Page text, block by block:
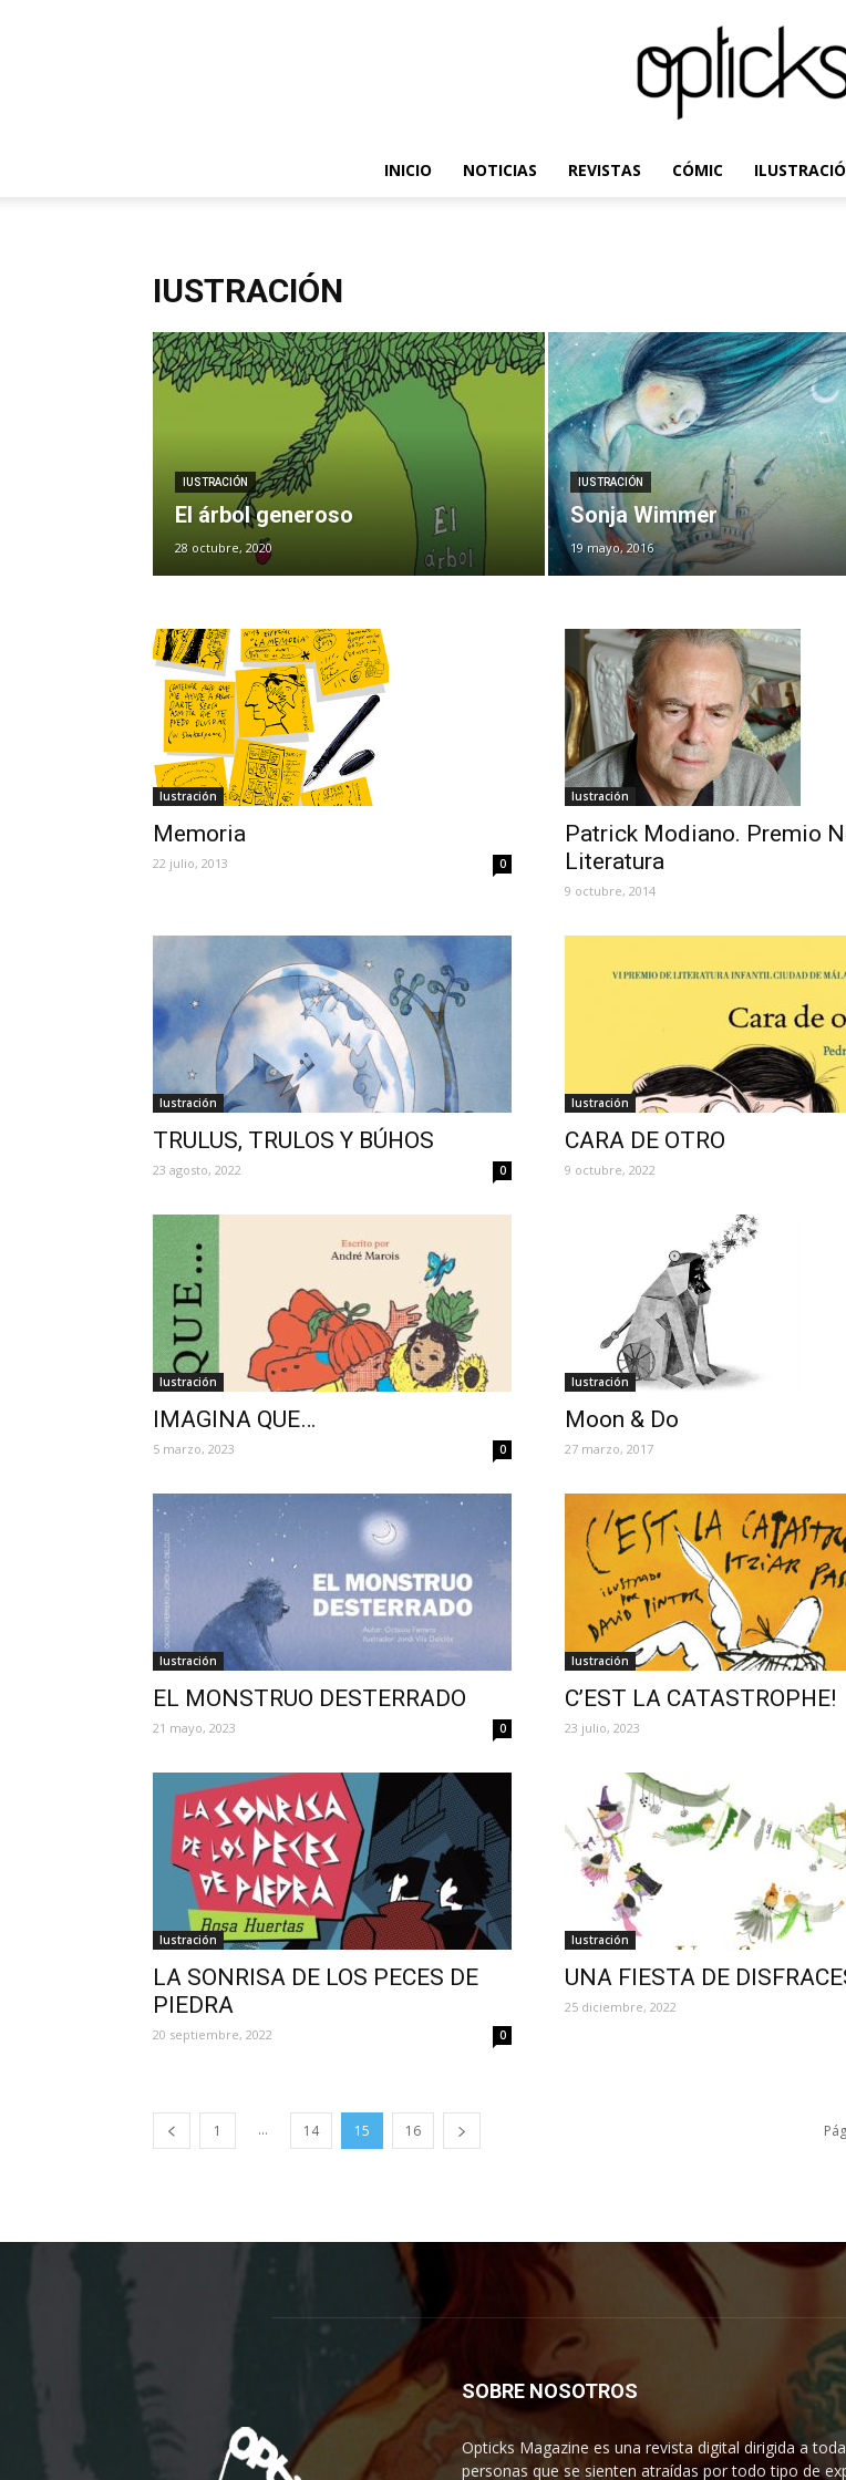
INICIO NOTICIAS REVISTAS CÓMIC
IUSTRACIÓN
IUSTRACIÓN
El árbol generoso
28 octubre, 2020
IUSTRACIÓN
Sonja Wimmer
19 mayo, 2016
Iustración
Memoria
22 julio, 2013 0
Iustración
Patrick Modiano. Premio
Literatura
9 octubre, 2014
Iustración
TRULUS, TRULOS Y BÚHOS
23 agosto, 2022 0
Iustración
CARA DE OTRO
9 octubre, 2022
Iustración
IMAGINA QUE…
5 marzo, 2023 0
Iustración
Moon & Do
27 marzo, 2017
Iustración
EL MONSTRUO DESTERRADO
21 mayo, 2023 0
Iustración
C’EST LA CATASTROPHE!
23 julio, 2023
Iustración
LA SONRISA DE LOS PECES DE
PIEDRA
20 septiembre, 2022 0
Iustración
UNA FIESTA DE
25 diciembre, 2022
1 ... 14 15 16
SOBRE NOSOTROS
Opticks Magazine es una revista digital dirigida a
personas que se sienten atraídas por todo tipo de